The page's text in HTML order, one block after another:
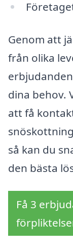
Genom att
från olika
dina behov.
att få
så kan du
den bästa
Få 3